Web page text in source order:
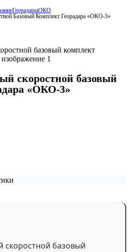
ГеорадарыОКО
Базовый Комплект Георадара «ОКО-3»
скоростной базовый
«ОКО-3»
скоростной базовый